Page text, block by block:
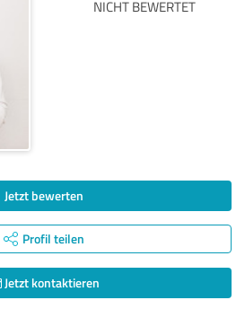
NICHT BEWERTET
Jetzt bewerten
Profil teilen
Jetzt kontaktieren